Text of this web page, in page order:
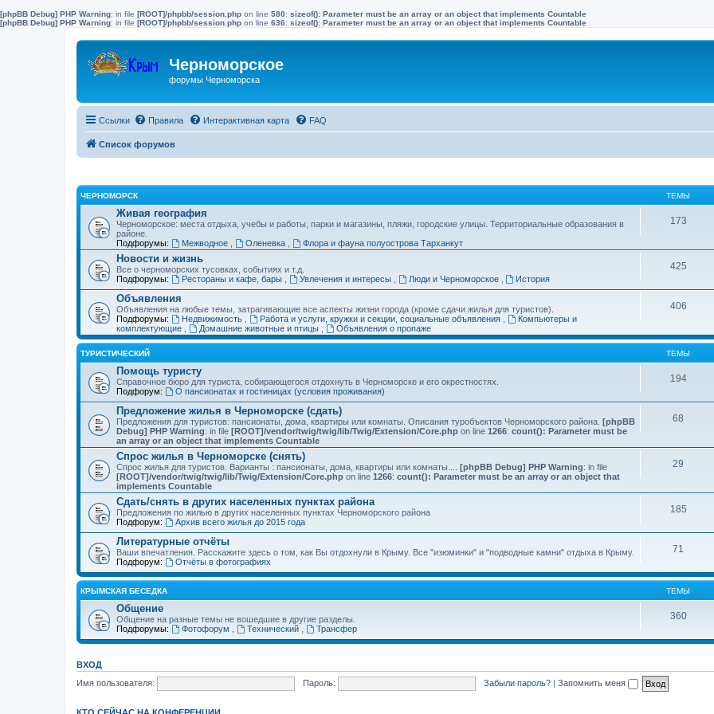
[phpBB Debug] PHP Warning: in file [ROOT]/phpbb/session.php on line 580: sizeof(): Parameter must be an array or an object that implements Countable
[phpBB Debug] PHP Warning: in file [ROOT]/phpbb/session.php on line 636: sizeof(): Parameter must be an array or an object that implements Countable
Черноморское
форумы Черноморска
Ссылки Правила Интерактивная карта FAQ
Список форумов
ЧЕРНОМОРСК ТЕМЫ
Живая география
Черноморское: места отдыха, учебы и работы, парки и магазины, пляжи, городские улицы. Территориальные образования в
районе.
Подфорумы:
Межводное Оленевка Флора и фауна полуострова Тарханкут
173
Новости и жизнь
Все о черноморских тусовках, событиях и т.д.
Подфорумы:
Рестораны и кафе, бары Увлечения и интересы Люди и Черноморское История
425
Объявления
Объявления на любые темы, затрагивающие все аспекты жизни города (кроме сдачи жилья для туристов).
Подфорумы:
Недвижимость Работа и услуги, кружки и секции, социальные объявления
Компьютеры и
комплектующие
Домашние животные и птицы Объявления о пропаже
406
ТУРИСТИЧЕСКИЙ ТЕМЫ
Помощь туристу
Справочное бюро для туриста, собирающегося отдохнуть в Черноморске и его окрестностях.
Подфорум:
О пансионатах и гостиницах (условия проживания)
194
Предложение жилья в Черноморске (сдать)
Предложения для туристов: пансионаты, дома, квартиры или комнаты. Описания туробъектов Черноморского района. [phpBB
Debug] PHP Warning: in file [ROOT]/vendor/twig/twig/lib/Twig/Extension/Core.php on line 1266: count(): Parameter must be
an array or an object that implements Countable
68
Спрос жилья в Черноморске (снять)
Спрос жилья для туристов. Варианты : пансионаты, дома, квартиры или комнаты.... [phpBB Debug] PHP Warning: in file
[ROOT]/vendor/twig/twig/lib/Twig/Extension/Core.php on line 1266: count(): Parameter must be an array or an object that
implements Countable
29
Сдать/снять в других населенных пунктах района
Предложения по жилью в других населенных пунктах Черноморского района
Подфорум:
Архив всего жилья до 2015 года
185
Литературные отчёты
Ваши впечатления. Расскажите здесь о том, как Вы отдохнули в Крыму. Все "изюминки" и "подводные камни" отдыха в Крыму.
Подфорум:
Отчёты в фотографиях
71
КРЫМСКАЯ БЕСЕДКА ТЕМЫ
Общение
Общение на разные темы не вошедшие в другие разделы.
Подфорумы:
Фотофорум Технический Трансфер
360
ВХОД
Имя пользователя:
Пароль: Забыли пароль? | Запомнить меня